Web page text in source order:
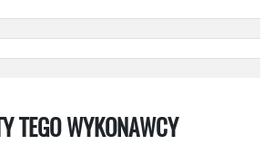
TEGO WYKONAWCY